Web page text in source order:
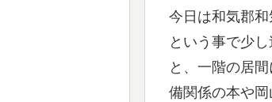
今日は和気郡
という事で少
と、一階の居
備関係の本や